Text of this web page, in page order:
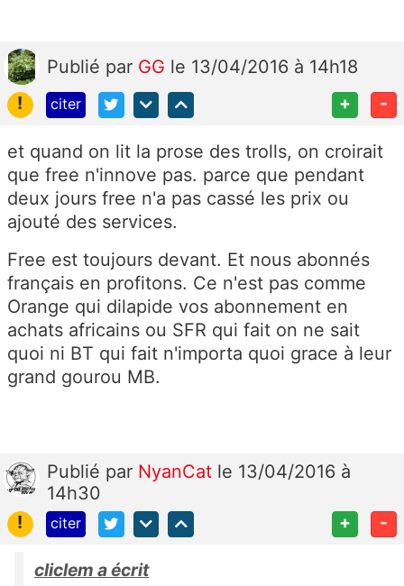
Publié par GG le 13/04/2016 à 14h18
!
citer + -
et quand on lit la prose des trolls, on croirait
que free n'innove pas. parce que pendant
deux jours free n'a pas cassé les prix ou
ajouté des services.
Free est toujours devant. Et nous abonnés
français en profitons. Ce n'est pas comme
Orange qui dilapide vos abonnement en
achats africains ou SFR qui fait on ne sait
quoi ni BT qui fait n'importa quoi grace à leur
grand gourou MB.
Publié par NyanCat le 13/04/2016 à
14h30
!
citer + -
cliclem a écrit